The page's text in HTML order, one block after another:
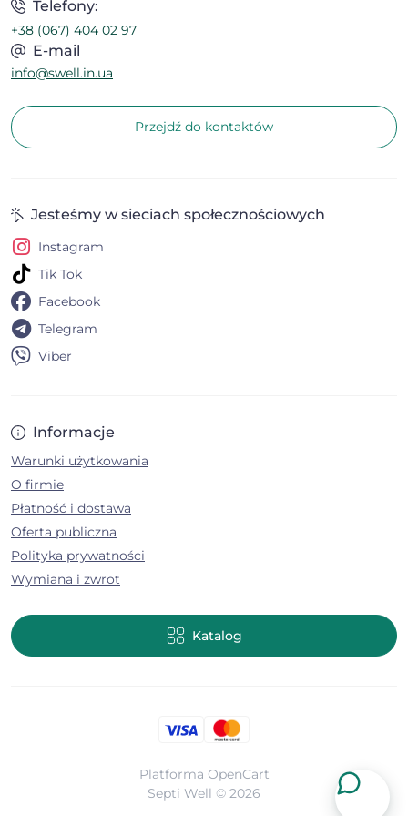
ścieków.
Telefony:
+38 (067) 404 02 97
E-mail
info@swell.in.ua
Przejdź do kontaktów
Informacje
Warunki użytkowania
O firmie
Płatność i dostawa
Oferta publiczna
Polityka prywatności
Wymiana i zwrot
Katalog
Jesteśmy w sieciach społecznościowych
Instagram
Tik Tok
Facebook
Telegram
Viber
Platforma OpenCart
Septi Well © 2026